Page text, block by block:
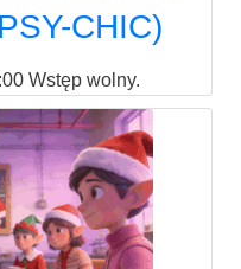
CHIC)
Wstęp wolny.